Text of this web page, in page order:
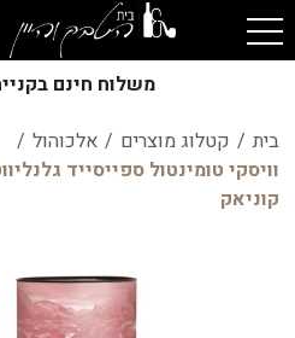
משלוח חינם בקנייה
בית / קטלוג מוצרים / אלכוהול /
וויסקי טומינטול ספייסייד
קוניאק